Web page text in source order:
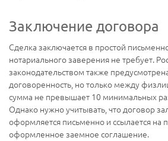
Заключение договора
Сделка заключается в простой
нотариального заверения не требует.
законодательством также
договоренность, но только между
сумма не превышает 10 минимальных
Однако нужно учитывать, что договор
оформляется письменно и ссылается на
оформленное заемное соглашение.